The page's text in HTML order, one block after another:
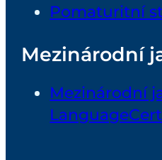
Pomaturitní
Mezinárodní
Mezinárodní
LanguageCert